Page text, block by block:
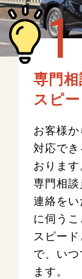
専門
スピ
お客様
対応で
おります
専門相
連絡を
に伺うこ
スピー
で、い
ます。